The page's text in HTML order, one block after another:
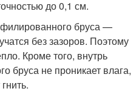
до 0,1 см.
бруса —
без зазоров. Поэтому
Кроме того, внутрь
бруса не проникает влага,